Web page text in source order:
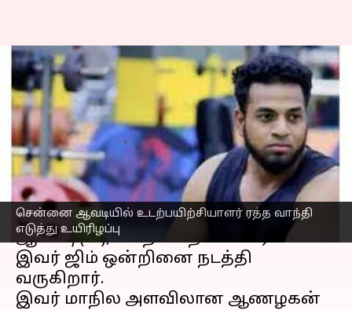
சென்னை ஆவடியில் உடற்பயிற்சியாளர் ரத்த வாந்தி
எடுத்து உயிரிழப்பு
சென்னை ஆவடியில்
உடற்பயிற்சியாளர் ரத்த
வாந்தி எடுத்து உயிரிழப்பு
எழுதியவர் Nivetha P Mar 29, 2023 01:56 pm
செய்தி முன்னோட்டம்
சென்னைஆவடியை சேர்ந்தவர்
ஆகாஷ்(25), உடற்பயிற்சியாளரான
இவர் ஜிம் ஒன்றினை நடத்தி
வருகிறார்.
இவர் மாநில அளவிலான ஆணழகன்